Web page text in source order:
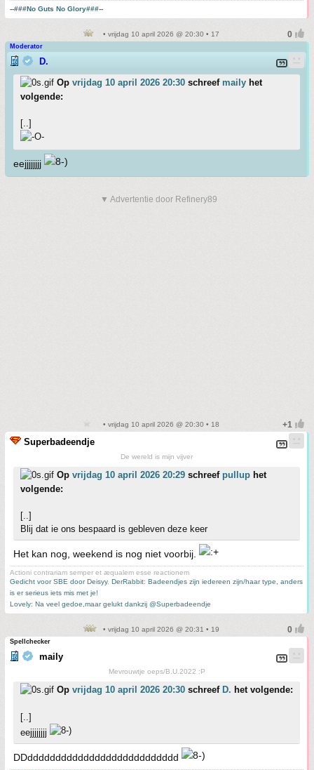
--###No Guts No Glory###--
• vrijdag 10 april 2026 @ 20:30 • 17
Moderator
D.
Op vrijdag 10 april 2026 20:30 schreef maily het
volgende:
[..]
eejjjjjjjj
▼ Advertentie door Refinery89
• vrijdag 10 april 2026 @ 20:30 • 18
Superbadeendje
De wereld is mijn vijver
Op vrijdag 10 april 2026 20:29 schreef pullup het
volgende:
[..]
Blij dat ie ons bespaard is gebleven deze keer
Het kan nog, weekend is nog niet voorbij.
Actioni contrariam semper et æqualem esse reactionem
Gedicht voor SBE door Deisyy, DerRabbit: Badeendjes zijn iedereen zijn/haar type, anders
is er serieus iets mis met je!
Lovely: Na veel gedoe,maar gelukt dankzij @Superbadeendje
• vrijdag 10 april 2026 @ 20:31 • 19
Spellchecker
maily
Mevrouwtje oeps/B.U.2022 :P
Op vrijdag 10 april 2026 20:30 schreef D. het volgende:
[..]
eejjjjjjjj
DDddddddddddddddddddddddddddd